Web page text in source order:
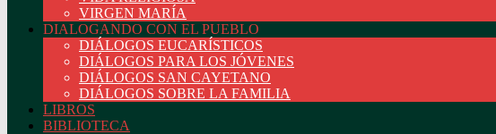
VIRGEN MARÍA
DIALOGANDO CON EL PUEBLO
DIÁLOGOS EUCARÍSTICOS
DIÁLOGOS PARA LOS JÓVENES
DIÁLOGOS SAN CAYETANO
DIÁLOGOS SOBRE LA FAMILIA
LIBROS
BIBLIOTECA